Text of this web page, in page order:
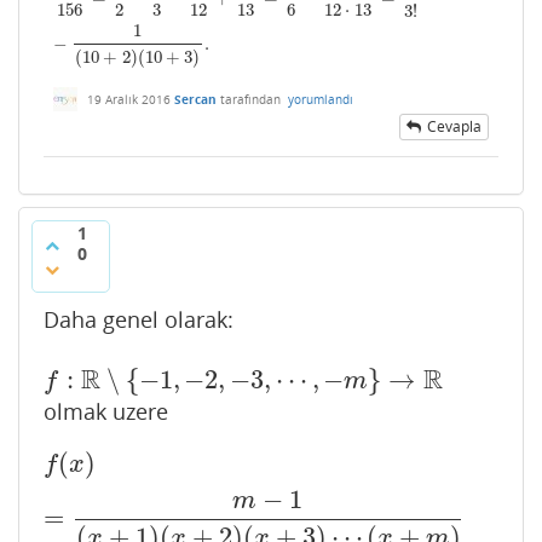
156 2 3 12 13 6 12 ⋅ 13 3!
−
1
(10 + 2)(10 + 3)
.
19 Aralık 2016 Sercan tarafından yorumlandı
Cevapla
1
0
Daha genel olarak:
f : R ∖ {−1, −2, −3, ⋯ , −m} → R
f:R∖{− 1, −2,−3, ⋯,−m}→R
olmak uzere
f(x)
=
m − 1